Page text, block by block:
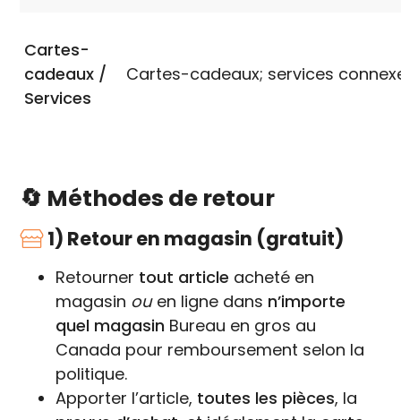
Cartes-
cadeaux /
Services
Cartes-cadeaux; services
🔄 Méthodes de retour
1) Retour en magasin (gratuit)
Retourner tout article acheté en
magasin ouen ligne dans n’importe
quel magasin Bureau en gros au
Canada pour remboursement selon la
politique.
Apporter l’article, toutes les pièces, la